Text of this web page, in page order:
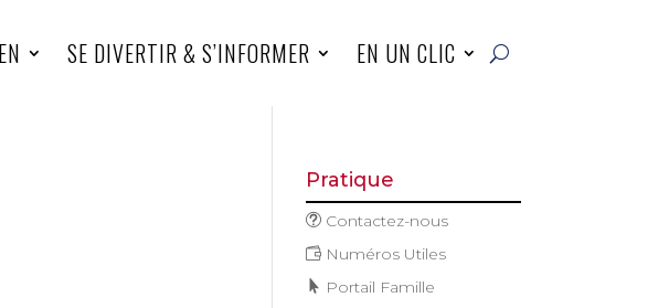
SE DIVERTIR & S’INFORMER EN UN CLIC
Pratique
Contactez-nous
Numéros Utiles
Portail Famille